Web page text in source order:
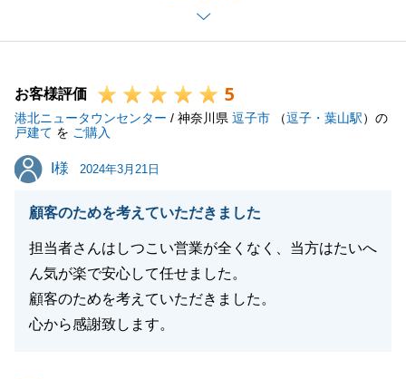
ご質問に関しても返信がはやく回答いただきありがと
うございました。
お客様評価 5
港北ニュータウンセンター / 神奈川県 逗子市 （逗子・葉山駅）の
戸建て を ご購入
I様
I様 2024年3月21日
顧客のためを考えていただきました
担当者さんはしつこい営業が全くなく、当方はたいへ
ん気が楽で安心して任せました。
顧客のためを考えていただきました。
心から感謝致します。